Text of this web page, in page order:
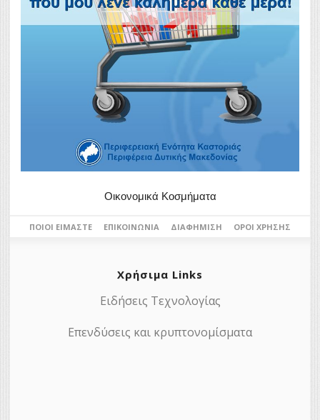
Οικονομικά Κοσμήματα
ΠΟΙΟΙ ΕΊΜΑΣΤΕ ΕΠΙΚΟΙΝΩΝΊΑ ΔΙΑΦΉΜΙΣΗ ΌΡΟΙ ΧΡΉΣΗΣ
Χρήσιμα Links
Ειδήσεις Τεχνολογίας
Επενδύσεις και κρυπτονομίσματα